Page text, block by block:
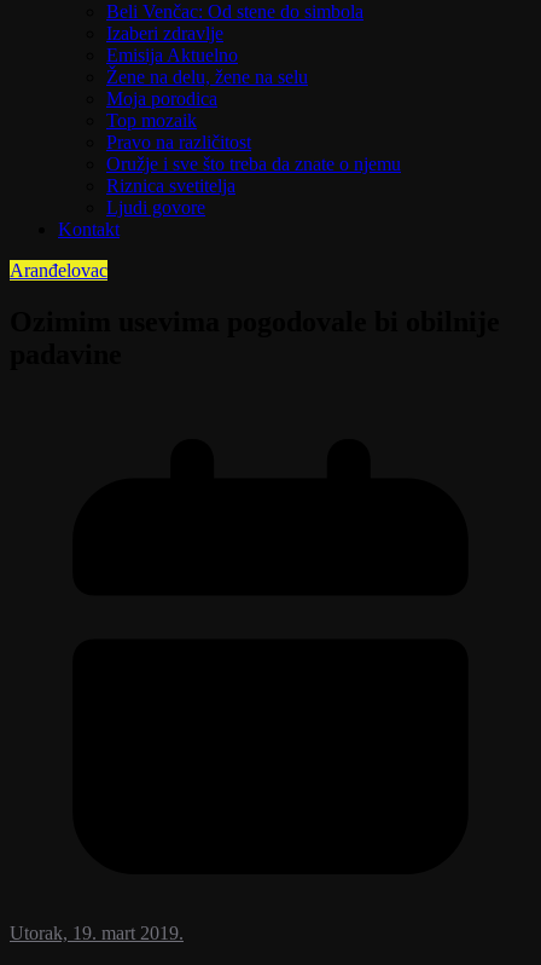
Beli Venčac: Od stene do simbola
Izaberi zdravlje
Emisija Aktuelno
Žene na delu, žene na selu
Moja porodica
Top mozaik
Pravo na različitost
Oružje i sve što treba da znate o njemu
Riznica svetitelja
Ljudi govore
Kontakt
Aranđelovac
Utorak, 19. mart 2019.